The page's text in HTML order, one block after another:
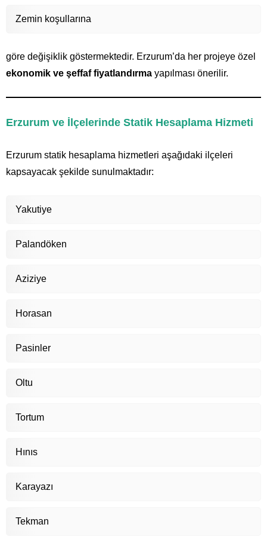
Zemin koşullarına
göre değişiklik göstermektedir. Erzurum’da her projeye özel
ekonomik ve şeffaf fiyatlandırma yapılması önerilir.
Erzurum ve İlçelerinde Statik Hesaplama Hizmeti
Erzurum statik hesaplama hizmetleri aşağıdaki ilçeleri
kapsayacak şekilde sunulmaktadır:
Yakutiye
Palandöken
Aziziye
Horasan
Pasinler
Oltu
Tortum
Hınıs
Karayazı
Tekman